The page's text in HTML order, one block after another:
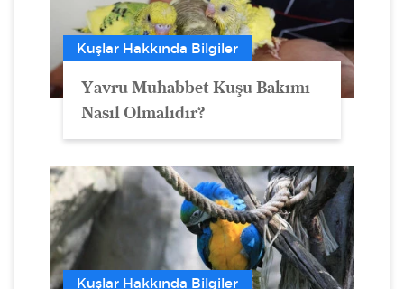
Kuşlar Hakkında Bilgiler
Yavru Muhabbet Kuşu Bakımı
Nasıl Olmalıdır?
Kuşlar Hakkında Bilgiler